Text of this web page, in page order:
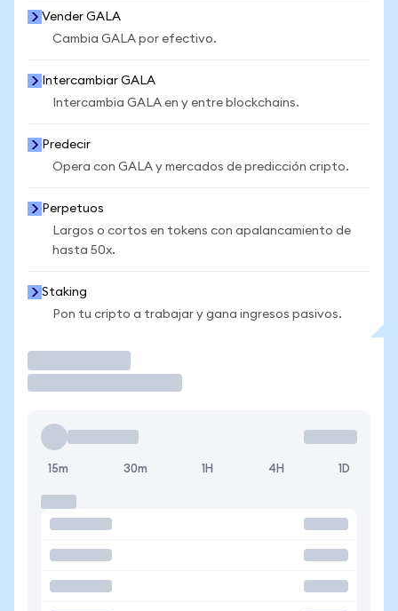
Vender GALA
Cambia GALA por efectivo.
Intercambiar GALA
Intercambia GALA en y entre blockchains.
Predecir
Opera con GALA y mercados de predicción cripto.
Perpetuos
Largos o cortos en tokens con apalancamiento de
hasta 50x.
Staking
Pon tu cripto a trabajar y gana ingresos pasivos.
15m 30m 1H 4H 1D